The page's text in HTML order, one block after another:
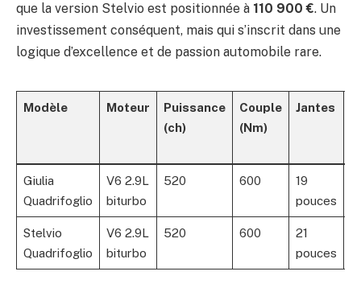
que la version Stelvio est positionnée à 110 900 €. Un
investissement conséquent, mais qui s’inscrit dans une
logique d’excellence et de passion automobile rare.
Modèle Moteur
Puissance
(ch)
Couple
(Nm)
Jantes
Giulia
Quadrifoglio
V6 2.9L
biturbo
520 600
19
pouces
Stelvio
Quadrifoglio
V6 2.9L
biturbo
520 600
21
pouces